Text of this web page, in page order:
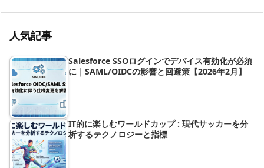
人気記事
Salesforce SSOログインでデバイス有効化が必須
に｜SAML/OIDCの影響と回避策【2026年2月】
IT的に楽しむワールドカップ : 現代サッカーを分
析するテクノロジーと指標